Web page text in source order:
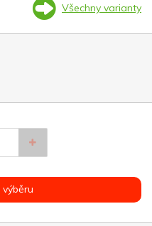
Všechny varianty